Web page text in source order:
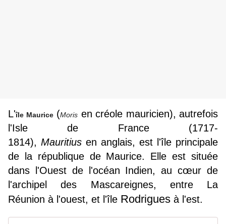
L'île Maurice(Moris en créole mauricien), autrefois
l'Isle de France (1717-
1814), Mauritius en anglais, est l'île principale
de la république de Maurice. Elle est située
dans l'Ouest de l'océan Indien, au cœur de
l'archipel des Mascareignes, entre La
Réunion à l'ouest, et l'île Rodrigues à l'est.